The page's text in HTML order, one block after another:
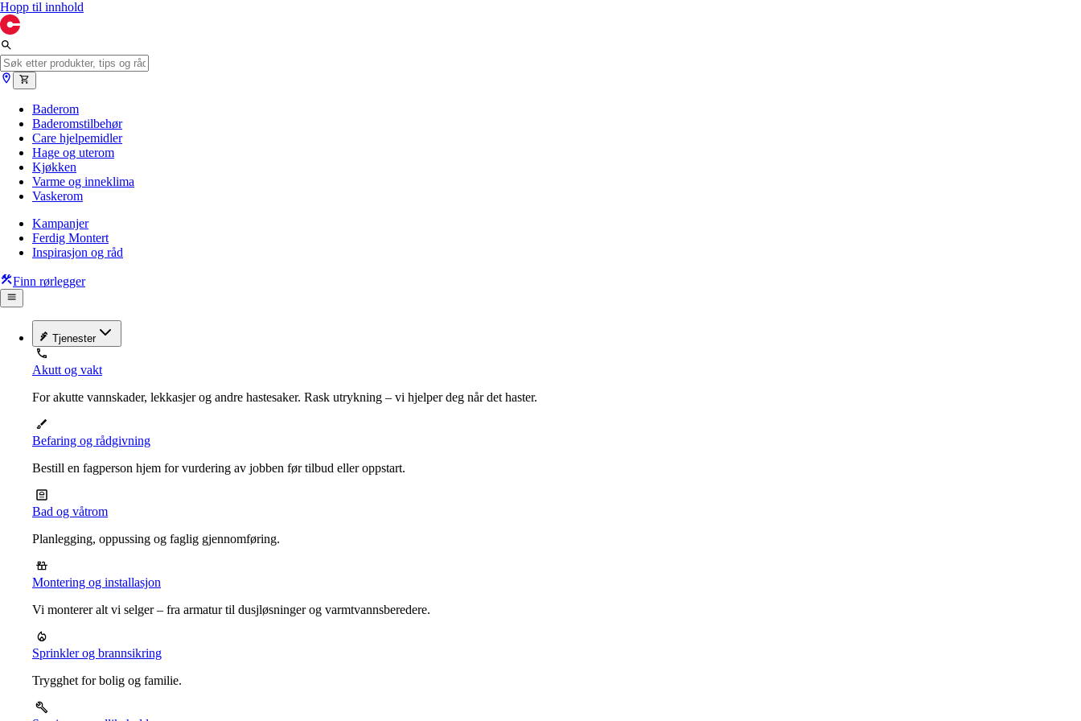
Hopp til innhold
Baderom
Baderomstilbehør
Care hjelpemidler
Hage og uterom
Kjøkken
Varme og inneklima
Vaskerom
Kampanjer
Ferdig Montert
Inspirasjon og råd
Finn rørlegger
Tjenester
Akutt og vakt
For akutte vannskader, lekkasjer og andre hastesaker. Rask utrykning – vi hjelper deg når det haster.
Befaring og rådgivning
Bestill en fagperson hjem for vurdering av jobben før tilbud eller oppstart.
Bad og våtrom
Planlegging, oppussing og faglig gjennomføring.
Montering og installasjon
Vi monterer alt vi selger – fra armatur til dusjløsninger og varmtvannsberedere.
Sprinkler og brannsikring
Trygghet for bolig og familie.